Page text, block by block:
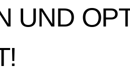
UND